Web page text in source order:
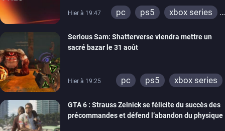
Hier à 19:47 pc ps5
xbox series
xbox one
switch 2
Serious Sam: Shatterverse viendra mettre un
sacré bazar le 31 août
Hier à 19:25 pc ps5 xbox series
GTA 6 : Strauss Zelnick se félicite du succès des
précommandes et défend l’abandon du physique